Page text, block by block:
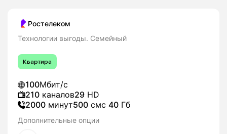
Ростелеком
Технологии выгоды. Семейный
Квартира
100Мбит/с
210 каналов29 HD
2000 минут500 смс 40 Гб
Дополнительные опции